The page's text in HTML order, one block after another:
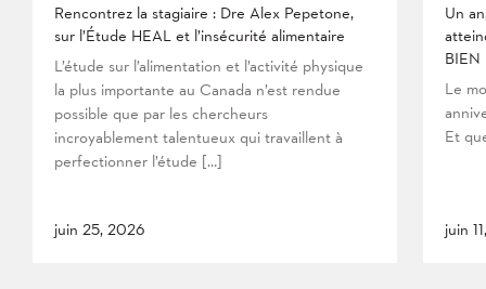
Rencontrez la stagiaire : Dre Alex Pepetone,
sur l’Étude HEAL et l’insécurité alimentaire
L’étude sur l’alimentation et l’activité physique
la plus importante au Canada n’est rendue
possible que par les chercheurs
incroyablement talentueux qui travaillent à
perfectionner l’étude […]
juin 25, 2026
Un
BIEN
Le
Et
juin